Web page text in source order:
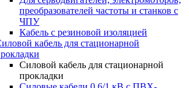
преобразователей частоты и станков с
ЧПУ
Кабель с резиновой изоляцией
кабель для стационарной
Силовой кабель для стационарной
прокладки